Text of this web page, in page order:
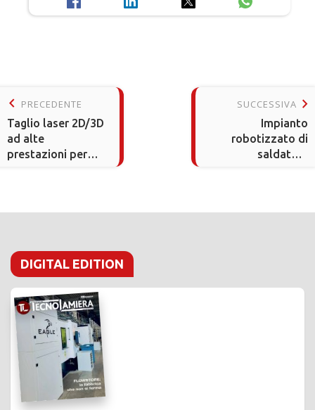
keyboard_arrow_left PRECEDENTE
Taglio laser 2D/3D
ad alte
prestazioni per
SUCCESSIVA keyboard_arrow_right
Impianto
robotizzato di
saldatura
DIGITAL EDITION